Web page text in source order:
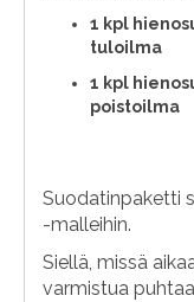
1 kpl
tuloilma
1 kpl
poistoilma
Suodatinpaketti
-malleihin.
Siellä, missä
varmistua